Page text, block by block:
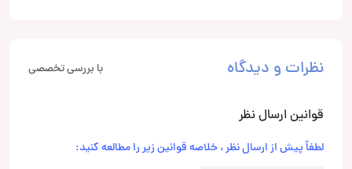
نظرات و دیدگاه با بررسی تخصصی
قوانین ارسال نظر
لطفاً پیش از ارسال نظر ، خلاصه قوانین زیر را مطالعه کنید: